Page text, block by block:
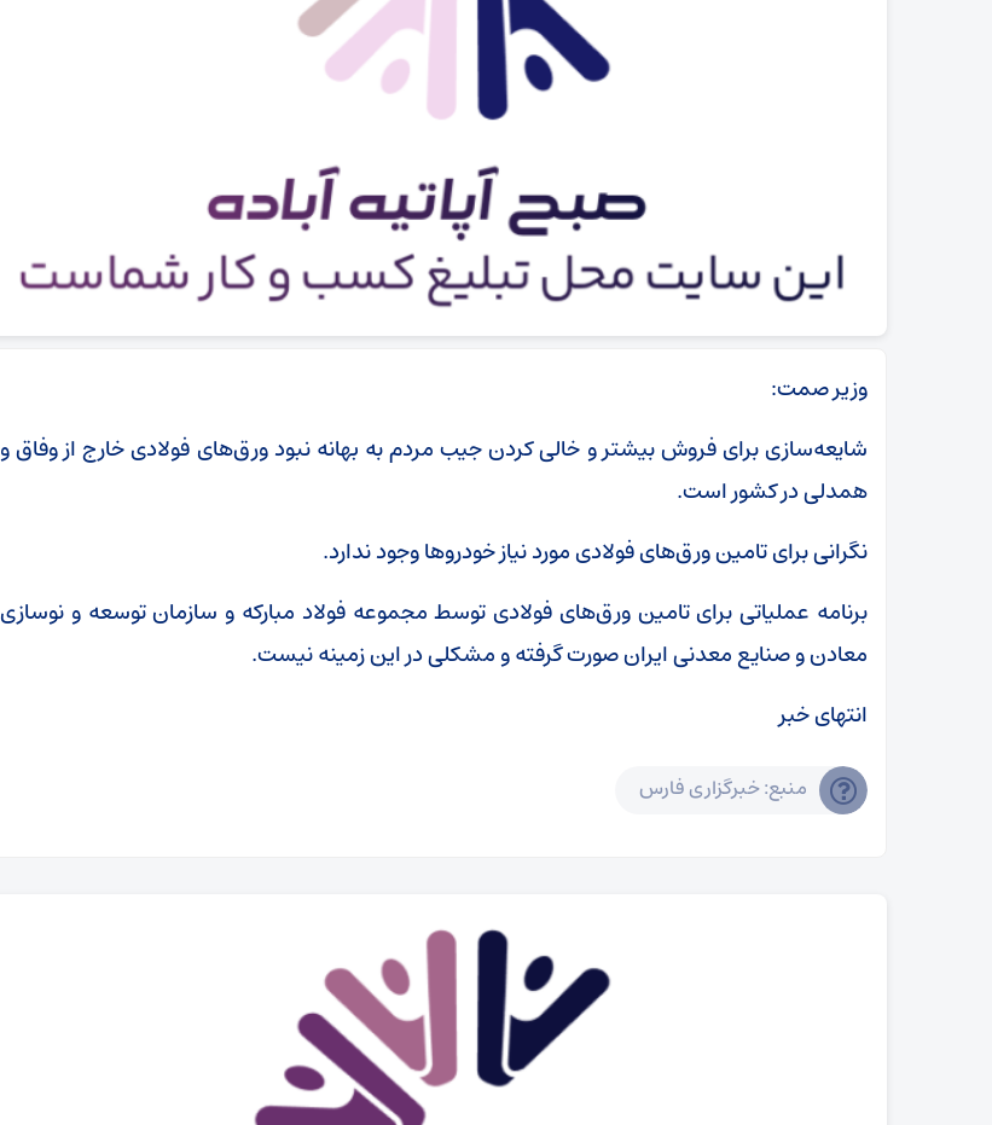
وزیر صمت:
شایعه‌سازی برای فروش بیشتر و خالی کردن جیب مردم به بهانه نبود ورق‌های فولادی خارج از وفاق و
همدلی در کشور است.
نگرانی برای تامین ورق‌های فولادی مورد نیاز خودروها وجود ندارد.
برنامه عملیاتی برای تامین ورق‌های فولادی توسط مجموعه فولاد مبارکه و سازمان توسعه و نوسازی
معادن و صنایع معدنی ایران صورت گرفته و مشکلی در این زمینه نیست.
انتهای خبر
منبع: خبرگزاری فارس